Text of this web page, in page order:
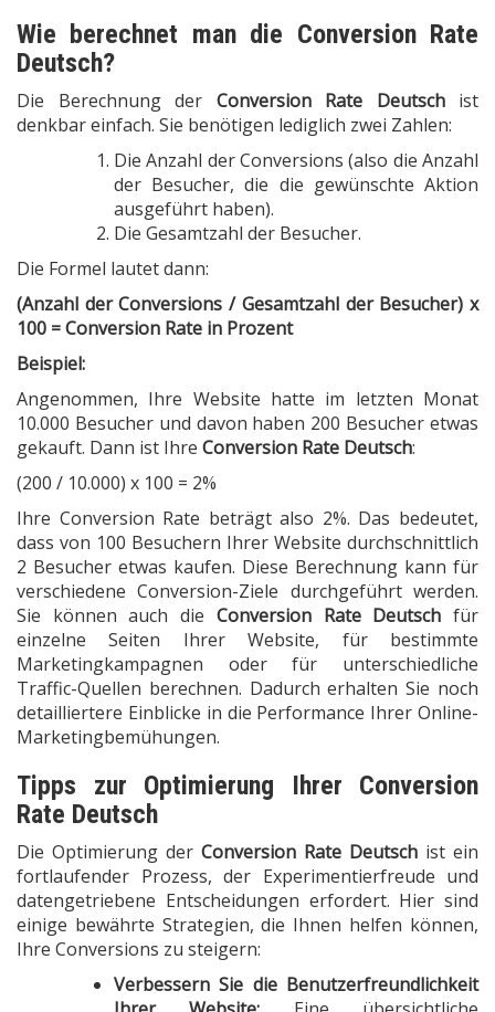
Wie berechnet man die Conversion Rate
Deutsch?
Die Berechnung der Conversion Rate Deutschist
denkbar einfach. Sie benötigen lediglich zwei Zahlen:
Die Anzahl der Conversions (also die Anzahl
der Besucher, die die gewünschte Aktion
ausgeführt haben).
Die Gesamtzahl der Besucher.
Die Formel lautet dann:
(Anzahl der Conversions / Gesamtzahl der Besucher) x
100 = Conversion Rate in Prozent
Beispiel:
Angenommen, Ihre Website hatte im letzten Monat
10.000 Besucher und davon haben 200 Besucher etwas
gekauft. Dann ist Ihre Conversion Rate Deutsch:
(200 / 10.000) x 100 = 2%
Ihre Conversion Rate beträgt also 2%. Das bedeutet,
dass von 100 Besuchern Ihrer Website durchschnittlich
2 Besucher etwas kaufen. Diese Berechnung kann für
verschiedene Conversion-Ziele durchgeführt werden.
Sie können auch die Conversion Rate Deutsch für
einzelne Seiten Ihrer Website, für bestimmte
Marketingkampagnen oder für unterschiedliche
Traffic-Quellen berechnen. Dadurch erhalten Sie noch
detailliertere Einblicke in die Performance Ihrer Online-
Marketingbemühungen.
Tipps zur Optimierung Ihrer Conversion
Rate Deutsch
Die Optimierung der Conversion Rate Deutsch ist ein
fortlaufender Prozess, der Experimentierfreude und
datengetriebene Entscheidungen erfordert. Hier sind
einige bewährte Strategien, die Ihnen helfen können,
Ihre Conversions zu steigern:
Verbessern Sie die Benutzerfreundlichkeit